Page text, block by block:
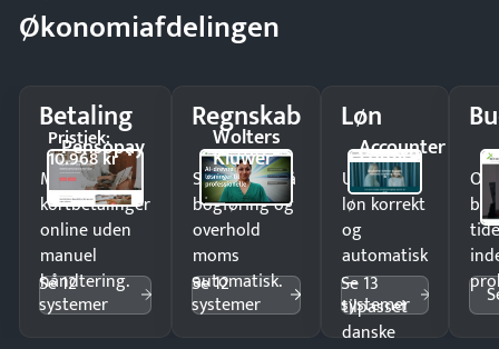
Økonomiafdelingen
Betaling
Pensopay
Pristjek:
10.968 kr
Modtag
kortbetalinger
online uden
manuel
håndtering.
Se 12
systemer
Regnskab
Wolters
Kluwer
Spar timer på
bogføring og
overhold
moms
automatisk.
Se 12
systemer
Løn
Accounter
Udbetal
løn korrekt
og
automatisk
—
tilpasset
danske
Se 13
systemer